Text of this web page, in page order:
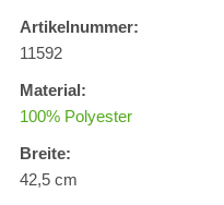
Artikelnummer:
11592
Material:
100% Polyester
Breite:
42,5 cm